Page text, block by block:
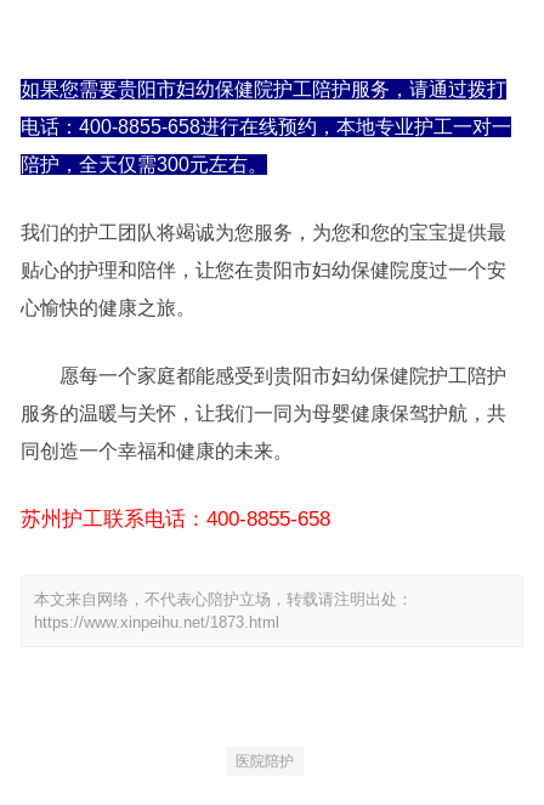
如果您需要贵阳市妇幼保健院护工陪护服务，请通过拨打
电话：400-8855-658进行在线预约，本地专业护工一对一
陪护，全天仅需300元左右。
我们的护工团队将竭诚为您服务，为您和您的宝宝提供最
贴心的护理和陪伴，让您在贵阳市妇幼保健院度过一个安
心愉快的健康之旅。
愿每一个家庭都能感受到贵阳市妇幼保健院护工陪护
服务的温暖与关怀，让我们一同为母婴健康保驾护航，共
同创造一个幸福和健康的未来。
苏州护工联系电话：400-8855-658
本文来自网络，不代表心陪护立场，转载请注明出处：
https://www.xinpeihu.net/1873.html
医院陪护